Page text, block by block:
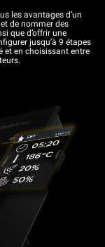
les avantages d’un
de nommer des
que d’offrir une
jusqu’à 9 étapes
et en choisissant entre